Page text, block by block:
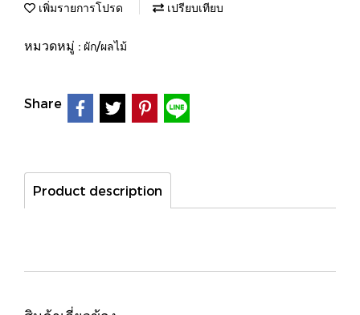
เพิ่มรายการโปรด เปรียบเทียบ
หมวดหมู่ : ผัก/ผลไม้
Share
Product description